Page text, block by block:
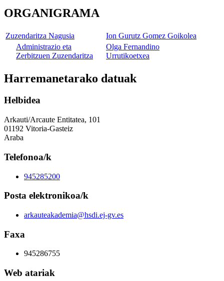
ORGANIGRAMA
Zuzendaritza Nagusia
Ion Gurutz Gomez Goikolea
Administrazio eta
Zerbitzuen Zuzendaritza
Olga Fernandino
Urrutikoetxea
Harremanetarako datuak
Helbidea
Arkauti/Arcaute Entitatea, 101
01192 Vitoria-Gasteiz
Araba
Telefonoa/k
945285200
Posta elektronikoa/k
arkauteakademia@hsdi.ej-gv.es
Faxa
945286755
Web atariak